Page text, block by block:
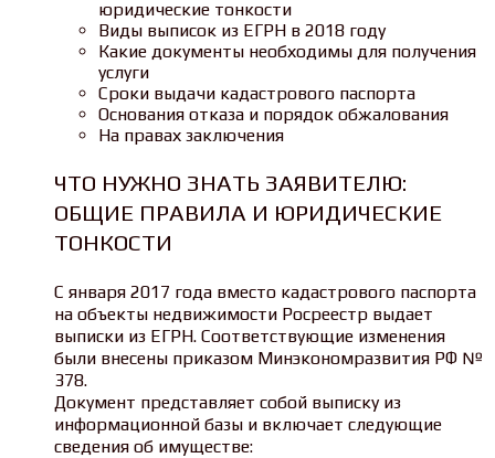
юридические тонкости
Виды выписок из ЕГРН в 2018 году
Какие документы необходимы для получения
услуги
Сроки выдачи кадастрового паспорта
Основания отказа и порядок обжалования
На правах заключения
ЧТО НУЖНО ЗНАТЬ ЗАЯВИТЕЛЮ:
ОБЩИЕ ПРАВИЛА И ЮРИДИЧЕСКИЕ
ТОНКОСТИ
С января 2017 года вместо кадастрового паспорта
на объекты недвижимости Росреестр выдает
выписки из ЕГРН. Соответствующие изменения
были внесены приказом Минэкономразвития РФ №
378.
Документ представляет собой выписку из
информационной базы и включает следующие
сведения об имуществе: